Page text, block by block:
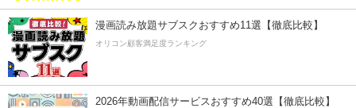
漫画読み放題サブスクおすすめ11選【徹底比較】
オリコン顧客満足度ランキング
2026年動画配信サービスおすすめ40選【徹底比較】